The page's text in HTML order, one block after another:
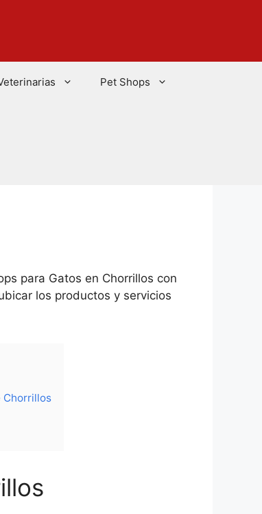
Pet Shops
para Gatos en Chorrillos con
los productos y servicios
Chorrillos